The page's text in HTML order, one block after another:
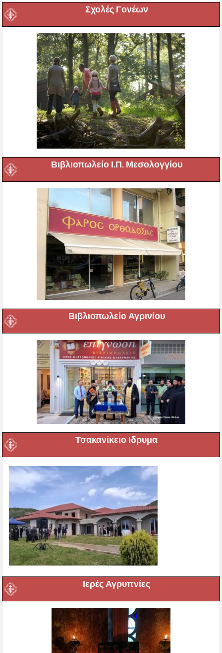
Σχολές Γονέων
Βιβλιοπωλείο Ι.Π. Μεσολογγίου
Βιβλιοπωλείο Αγρινίου
Τσακανίκειο Ιδρυμα
Ιερές Αγρυπνίες